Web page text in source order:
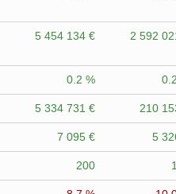
5 454 134 € 2 592
0.2 %
5 334 731 € 210
7 095 € 5
200